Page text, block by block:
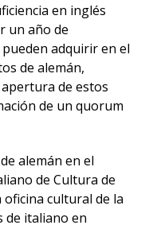
en inglés
un año de
adquirir en el
de alemán,
de estos
de un quorum
alemán en el
de Cultura de
oficina cultural de la
de italiano en